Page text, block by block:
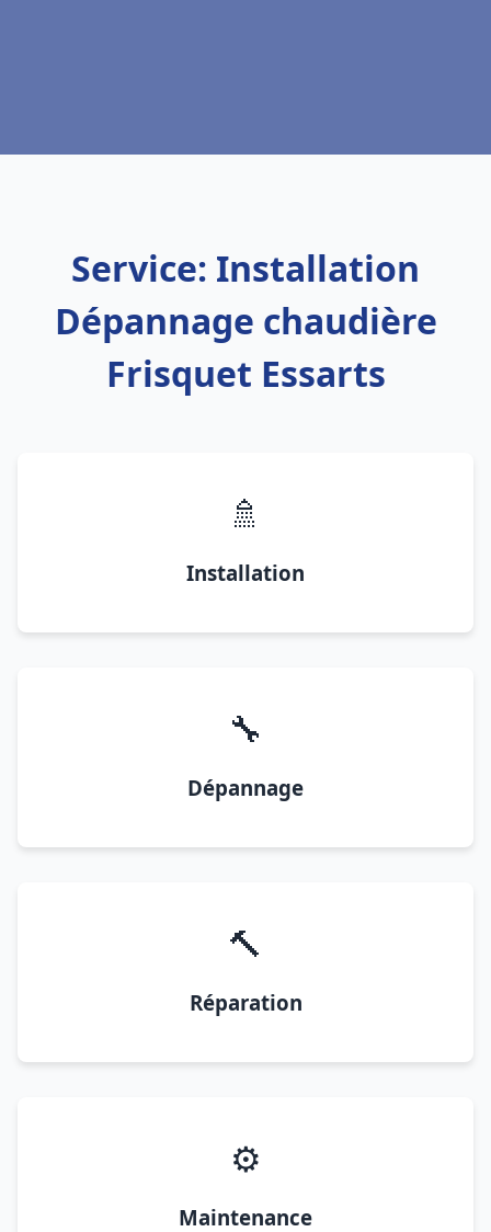
Service: Installation
Dépannage chaudière
Frisquet Essarts
🚿
Installation
🔧
Dépannage
🔨
Réparation
⚙️
Maintenance